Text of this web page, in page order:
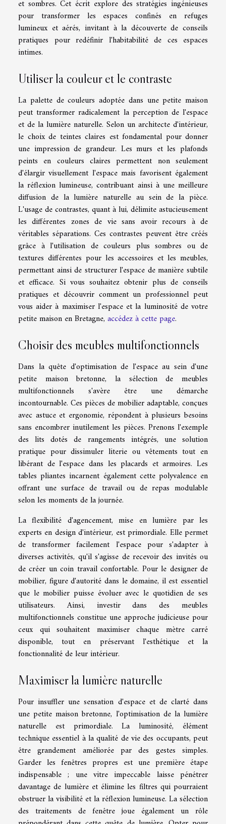
et sombres. Cet écrit explore des stratégies ingénieuses
pour transformer les espaces confinés en refuges
lumineux et aérés, invitant à la découverte de conseils
pratiques pour redéfinir l'habitabilité de ces espaces
intimes.
Utiliser la couleur et le contraste
La palette de couleurs adoptée dans une petite maison
peut transformer radicalement la perception de l'espace
et de la lumière naturelle. Selon un architecte d'intérieur,
le choix de teintes claires est fondamental pour donner
une impression de grandeur. Les murs et les plafonds
peints en couleurs claires permettent non seulement
d'élargir visuellement l'espace mais favorisent également
la réflexion lumineuse, contribuant ainsi à une meilleure
diffusion de la lumière naturelle au sein de la pièce.
L'usage de contrastes, quant à lui, délimite astucieusement
les différentes zones de vie sans avoir recours à de
véritables séparations. Ces contrastes peuvent être créés
grâce à l'utilisation de couleurs plus sombres ou de
textures différentes pour les accessoires et les meubles,
permettant ainsi de structurer l'espace de manière subtile
et efficace. Si vous souhaitez obtenir plus de conseils
pratiques et découvrir comment un professionnel peut
vous aider à maximiser l'espace et la luminosité de votre
petite maison en Bretagne, accédez à cette page.
Choisir des meubles multifonctionnels
Dans la quête d'optimisation de l'espace au sein d'une
petite maison bretonne, la sélection de meubles
multifonctionnels s'avère être une démarche
incontournable. Ces pièces de mobilier adaptable, conçues
avec astuce et ergonomie, répondent à plusieurs besoins
sans encombrer inutilement les pièces. Prenons l'exemple
des lits dotés de rangements intégrés, une solution
pratique pour dissimuler literie ou vêtements tout en
libérant de l'espace dans les placards et armoires. Les
tables pliantes incarnent également cette polyvalence en
offrant une surface de travail ou de repas modulable
selon les moments de la journée.
La flexibilité d'agencement, mise en lumière par les
experts en design d'intérieur, est primordiale. Elle permet
de transformer facilement l'espace pour s'adapter à
diverses activités, qu'il s'agisse de recevoir des invités ou
de créer un coin travail confortable. Pour le designer de
mobilier, figure d'autorité dans le domaine, il est essentiel
que le mobilier puisse évoluer avec le quotidien de ses
utilisateurs. Ainsi, investir dans des meubles
multifonctionnels constitue une approche judicieuse pour
ceux qui souhaitent maximiser chaque mètre carré
disponible, tout en préservant l'esthétique et la
fonctionnalité de leur intérieur.
Maximiser la lumière naturelle
Pour insuffler une sensation d'espace et de clarté dans
une petite maison bretonne, l'optimisation de la lumière
naturelle est primordiale. La luminosité, élément
technique essentiel à la qualité de vie des occupants, peut
être grandement améliorée par des gestes simples.
Garder les fenêtres propres est une première étape
indispensable ; une vitre impeccable laisse pénétrer
davantage de lumière et élimine les filtres qui pourraient
obstruer la visibilité et la réflexion lumineuse. La sélection
des traitements de fenêtre joue également un rôle